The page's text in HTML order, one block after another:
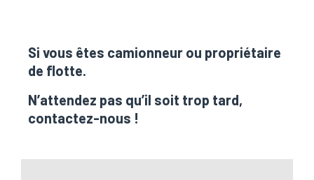
Si vous êtes camionneur ou propriétaire
de flotte.
N’attendez pas qu’il soit trop tard,
contactez-nous !